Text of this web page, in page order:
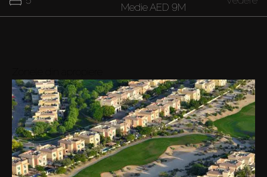
7
MedieAED 9M
35M
MedieAED 35M
Vedere